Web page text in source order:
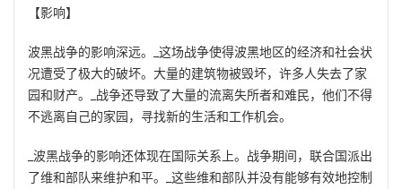
【影响】
波黑战争的影响深远。_这场战争使得波黑地区的经济和社会状
况遭受了极大的破坏。大量的建筑物被毁坏，许多人失去了家
园和财产。_战争还导致了大量的流离失所者和难民，他们不得
不逃离自己的家园，寻找新的生活和工作机会。
_波黑战争的影响还体现在国际关系上。战争期间，联合国派出
了维和部队来维护和平。_这些维和部队并没有能够有效地控制